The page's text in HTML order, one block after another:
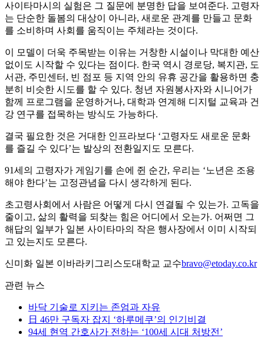
사이타마시의 실험은 그 질문에 분명한 답을 보여준다. 고령자
는 단순한 돌봄의 대상이 아니라, 새로운 관계를 만들고 문화
를 소비하며 사회를 움직이는 주체라는 것이다.
이 모델이 더욱 주목받는 이유는 거창한 시설이나 막대한 예산
없이도 시작할 수 있다는 점이다. 한국 역시 경로당, 복지관, 도
서관, 주민센터, 빈 점포 등 지역 안의 유휴 공간을 활용하면 충
분히 비슷한 시도를 할 수 있다. 청년 자원봉사자와 시니어가
함께 프로그램을 운영하거나, 대학과 연계해 디지털 교육과 건
강 연구를 접목하는 방식도 가능하다.
결국 필요한 것은 거대한 인프라보다 ‘고령자도 새로운 문화
를 즐길 수 있다’는 발상의 전환일지도 모른다.
91세의 고령자가 게임기를 손에 쥔 순간, 우리는 ‘노년은 조용
해야 한다’는 고정관념을 다시 생각하게 된다.
초고령사회에서 사람은 어떻게 다시 연결될 수 있는가. 고독을
줄이고, 삶의 활력을 되찾는 힘은 어디에서 오는가. 어쩌면 그
해답의 일부가 일본 사이타마의 작은 행사장에서 이미 시작되
고 있는지도 모른다.
신미화 일본 이바라키그리스도대학교 교수bravo@etoday.co.kr
관련 뉴스
바닥 기술로 지키는 존엄과 자유
日 46만 구독자 잡지 ‘하루메쿠’의 인기비결
94세 현역 간호사가 전하는 ‘100세 시대 처방전’